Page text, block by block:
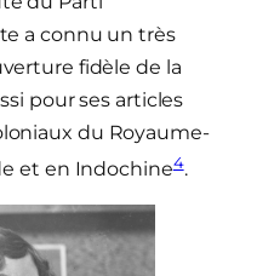
a connu un très
fidèle de la
pour ses articles
du Royaume-
et en Indochine4.